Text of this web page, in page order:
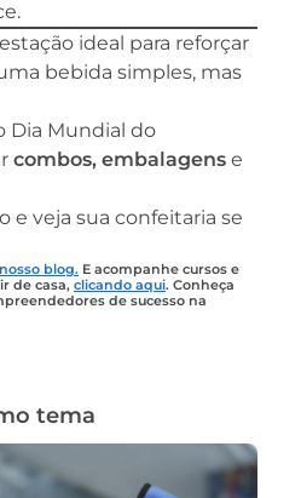
ideal para reforçar
bebida simples, mas
Dia Mundial do
combos, embalagens e
e veja sua confeitaria se
nosso blog. E acompanhe cursos e
de casa, clicando aqui. Conheça
de sucesso na
tema